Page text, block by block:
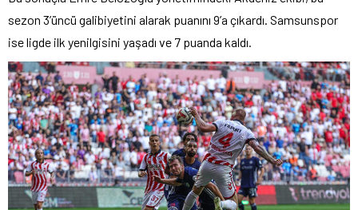
sezon 3’üncü galibiyetini alarak puanını 9’a çıkardı. Samsunspor
ise ligde ilk yenilgisini yaşadı ve 7 puanda kaldı.